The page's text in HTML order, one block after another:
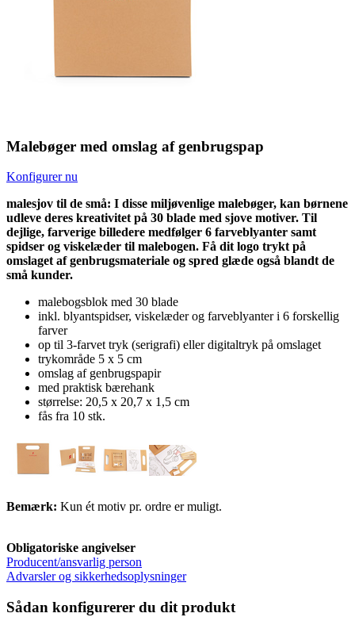
Malebøger med omslag af genbrugspap
Konfigurer nu
malesjov til de små: I disse miljøvenlige malebøger, kan børnene
udleve deres kreativitet på 30 blade med sjove motiver. Til
dejlige, farverige billedere medfølger 6 farveblyanter samt
spidser og viskelæder til malebogen. Få dit logo trykt på
omslaget af genbrugsmateriale og spred glæde også blandt de
små kunder.
malebogsblok med 30 blade
inkl. blyantspidser, viskelæder og farveblyanter i 6 forskellig
farver
op til 3-farvet tryk (serigrafi) eller digitaltryk på omslaget
trykområde 5 x 5 cm
omslag af genbrugspapir
med praktisk bærehank
størrelse: 20,5 x 20,7 x 1,5 cm
fås fra 10 stk.
Bemærk: Kun ét motiv pr. ordre er muligt.
Obligatoriske angivelser
Producent/ansvarlig person
Advarsler og sikkerhedsoplysninger
Sådan konfigurerer du dit produkt